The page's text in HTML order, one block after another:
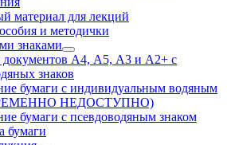
материал для лекций
и методички
знаками
документов А4, А5, А3 и А2+ с
знаков
бумаги с индивидуальным водяным
НЕДОСТУПНО)
бумаги с псевдоводяным знаком
бумаги